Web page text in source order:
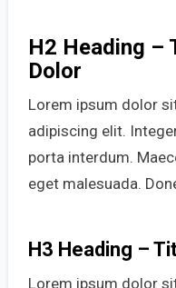
H2 Heading –
Dolor
Lorem ipsum dolor
adipiscing elit.
porta interdum.
eget malesuada.
H3 Heading –
Lorem ipsum dolor